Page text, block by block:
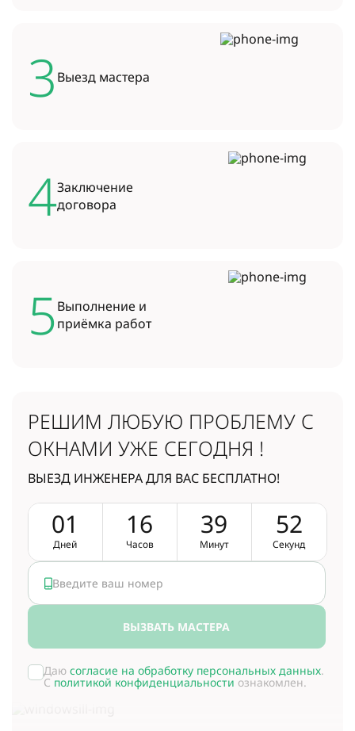
3 Выезд мастера
4Заключение
договора
5Выполнение и
приёмка работ
РЕШИМ ЛЮБУЮ ПРОБЛЕМУ С
ОКНАМИ УЖЕ СЕГОДНЯ !
ВЫЕЗД ИНЖЕНЕРА ДЛЯ ВАС БЕСПЛАТНО!
01
Дней
16
Часов
39
Минут
51
Секунд
ВЫЗВАТЬ МАСТЕРА
Даю согласие на обработку персональных данных.
С политикой конфиденциальности ознакомлен.